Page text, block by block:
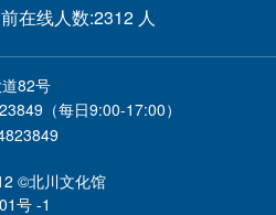
在线人数:2312 人
82号
（每日9:00-17:00）
©北川文化馆
号 -1